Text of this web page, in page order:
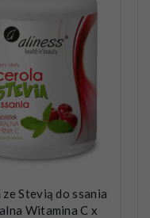
Stevią do ssania
Witamina C x